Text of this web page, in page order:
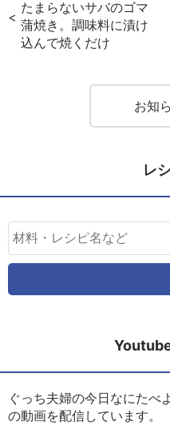
たまらないサバのゴマ
蒲焼き。調味料に漬け
込んで焼くだけ
お知
レ
ぐっち夫婦の今日なにたべ
の動画を配信しています。